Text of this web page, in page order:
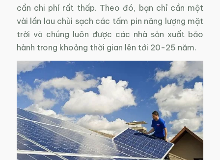
cần chi phí rất thấp. Theo đó, bạn chỉ cần một
vài lần lau chùi sạch các tấm pin năng lượng mặt
trời và chúng luôn được các nhà sản xuất bảo
hành trong khoảng thời gian lên tới 20-25 năm.